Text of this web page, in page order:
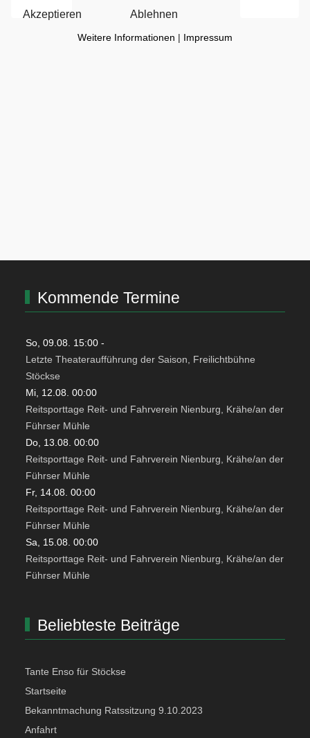
Kommende Termine
So, 09.08. 15:00-
Letzte Theateraufführung der Saison, Freilichtbühne
Stöckse
Mi, 12.08. 00:00
Reitsporttage Reit- und Fahrverein Nienburg, Krähe/an der
Führser Mühle
Do, 13.08. 00:00
Reitsporttage Reit- und Fahrverein Nienburg, Krähe/an der
Führser Mühle
Fr, 14.08. 00:00
Reitsporttage Reit- und Fahrverein Nienburg, Krähe/an der
Führser Mühle
Sa, 15.08. 00:00
Reitsporttage Reit- und Fahrverein Nienburg, Krähe/an der
Führser Mühle
Beliebteste Beiträge
Tante Enso für Stöckse
Startseite
Bekanntmachung Ratssitzung 9.10.2023
Anfahrt
Akzeptieren Ablehnen
Weitere Informationen | Impressum